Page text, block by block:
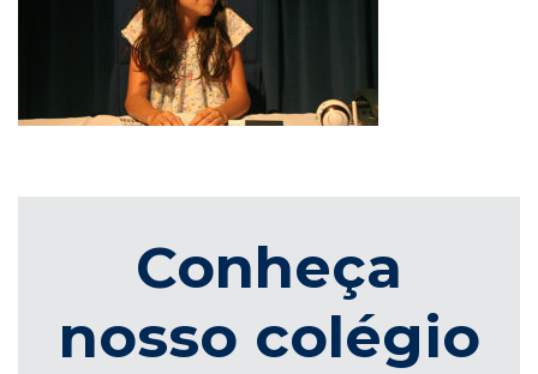
Conheça
nosso colégio